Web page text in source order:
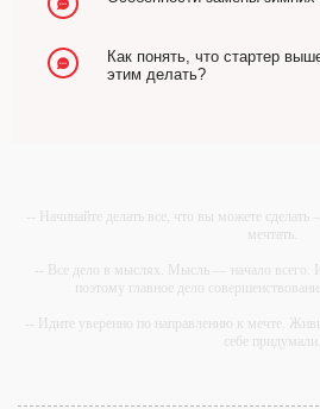
Как понять, что стартер
этим делать?
-- Начинайте делать все, что вы можете
мечтать.
-- Все дело в мыслях. Мысль — начало всего.
поэтому главное дело
-- Идите уверенно по направлению к мечте.
себе придумали.